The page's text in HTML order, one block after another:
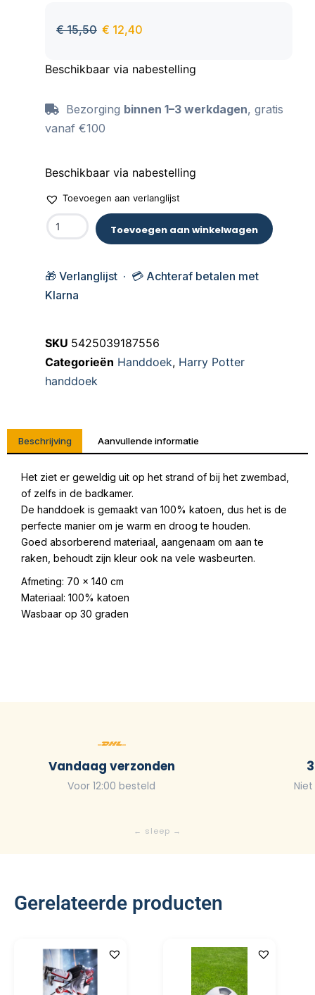
wasbeurten.
€15,50 € 12,40
Beschikbaar via nabestelling
Bezorging binnen 1–3 werkdagen, gratis
vanaf €100
Beschikbaar via nabestelling
Toevoegen aan verlanglijst
Toevoegen aan winkelwagen
🎁 Verlanglijst · 💳 Achteraf betalen met
Klarna
SKU 5425039187556
Categorieën Handdoek, Harry Potter
handdoek
Beschrijving Aanvullende informatie
Het ziet er geweldig uit op het strand of bij het zwembad,
of zelfs in de badkamer.
De handdoek is gemaakt van 100% katoen, dus het is de
perfecte manier om je warm en droog te houden.
Goed absorberend materiaal, aangenaam om aan te
raken, behoudt zijn kleur ook na vele wasbeurten.
Afmeting: 70 x 140 cm
Materiaal: 100% katoen
Wasbaar op 30 graden
Vandaag verzonden
Voor 12:00 besteld
Gerelateerde producten